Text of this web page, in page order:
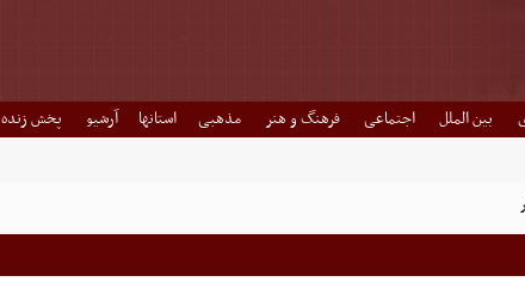
بین الملل اجتماعی فرهنگ و هنر مذهبی استانها آرشیو پخش زنده